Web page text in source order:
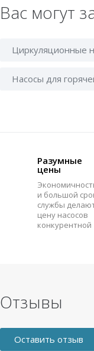
Вас могут
Циркуляционные
Насосы для
Разумные
цены
и большой
службы
цену насосов
конкурентной
Отзывы
Оставить отзыв